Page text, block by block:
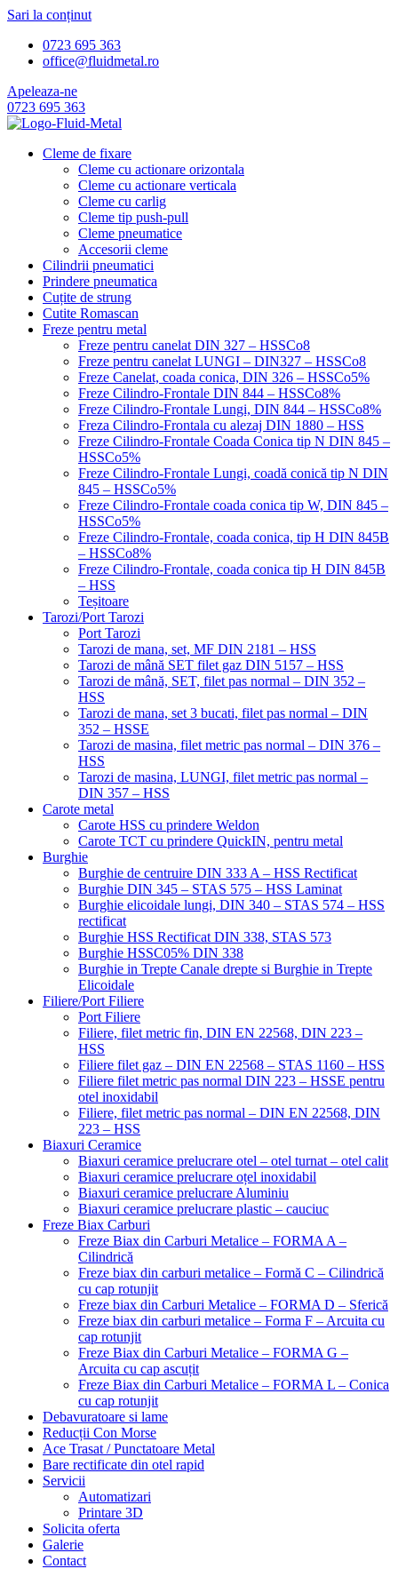
Sari la conținut
0723 695 363
office@fluidmetal.ro
Apeleaza-ne
0723 695 363
Cleme de fixare
Cleme cu actionare orizontala
Cleme cu actionare verticala
Cleme cu carlig
Cleme tip push-pull
Cleme pneumatice
Accesorii cleme
Cilindrii pneumatici
Prindere pneumatica
Cuțite de strung
Cutite Romascan
Freze pentru metal
Freze pentru canelat DIN 327 – HSSCo8
Freze pentru canelat LUNGI – DIN327 – HSSCo8
Freze Canelat, coada conica, DIN 326 – HSSCo5%
Freze Cilindro-Frontale DIN 844 – HSSCo8%
Freze Cilindro-Frontale Lungi, DIN 844 – HSSCo8%
Freza Cilindro-Frontala cu alezaj DIN 1880 – HSS
Freze Cilindro-Frontale Coada Conica tip N DIN 845 –
HSSCo5%
Freze Cilindro-Frontale Lungi, coadă conică tip N DIN
845 – HSSCo5%
Freze Cilindro-Frontale coada conica tip W, DIN 845 –
HSSCo5%
Freze Cilindro-Frontale, coada conica, tip H DIN 845B
– HSSCo8%
Freze Cilindro-Frontale, coada conica tip H DIN 845B
– HSS
Teșitoare
Tarozi/Port Tarozi
Port Tarozi
Tarozi de mana, set, MF DIN 2181 – HSS
Tarozi de mână SET filet gaz DIN 5157 – HSS
Tarozi de mână, SET, filet pas normal – DIN 352 –
HSS
Tarozi de mana, set 3 bucati, filet pas normal – DIN
352 – HSSE
Tarozi de masina, filet metric pas normal – DIN 376 –
HSS
Tarozi de masina, LUNGI, filet metric pas normal –
DIN 357 – HSS
Carote metal
Carote HSS cu prindere Weldon
Carote TCT cu prindere QuickIN, pentru metal
Burghie
Burghie de centruire DIN 333 A – HSS Rectificat
Burghie DIN 345 – STAS 575 – HSS Laminat
Burghie elicoidale lungi, DIN 340 – STAS 574 – HSS
rectificat
Burghie HSS Rectificat DIN 338, STAS 573
Burghie HSSC05% DIN 338
Burghie in Trepte Canale drepte si Burghie in Trepte
Elicoidale
Filiere/Port Filiere
Port Filiere
Filiere, filet metric fin, DIN EN 22568, DIN 223 –
HSS
Filiere filet gaz – DIN EN 22568 – STAS 1160 – HSS
Filiere filet metric pas normal DIN 223 – HSSE pentru
otel inoxidabil
Filiere, filet metric pas normal – DIN EN 22568, DIN
223 – HSS
Biaxuri Ceramice
Biaxuri ceramice prelucrare otel – otel turnat – otel calit
Biaxuri ceramice prelucrare oțel inoxidabil
Biaxuri ceramice prelucrare Aluminiu
Biaxuri ceramice prelucrare plastic – cauciuc
Freze Biax Carburi
Freze Biax din Carburi Metalice – FORMA A –
Cilindrică
Freze biax din carburi metalice – Formă C – Cilindrică
cu cap rotunjit
Freze biax din Carburi Metalice – FORMA D – Sferică
Freze biax din carburi metalice – Forma F – Arcuita cu
cap rotunjit
Freze Biax din Carburi Metalice – FORMA G –
Arcuita cu cap ascuțit
Freze Biax din Carburi Metalice – FORMA L – Conica
cu cap rotunjit
Debavuratoare si lame
Reducții Con Morse
Ace Trasat / Punctatoare Metal
Bare rectificate din otel rapid
Servicii
Automatizari
Printare 3D
Solicita oferta
Galerie
Contact